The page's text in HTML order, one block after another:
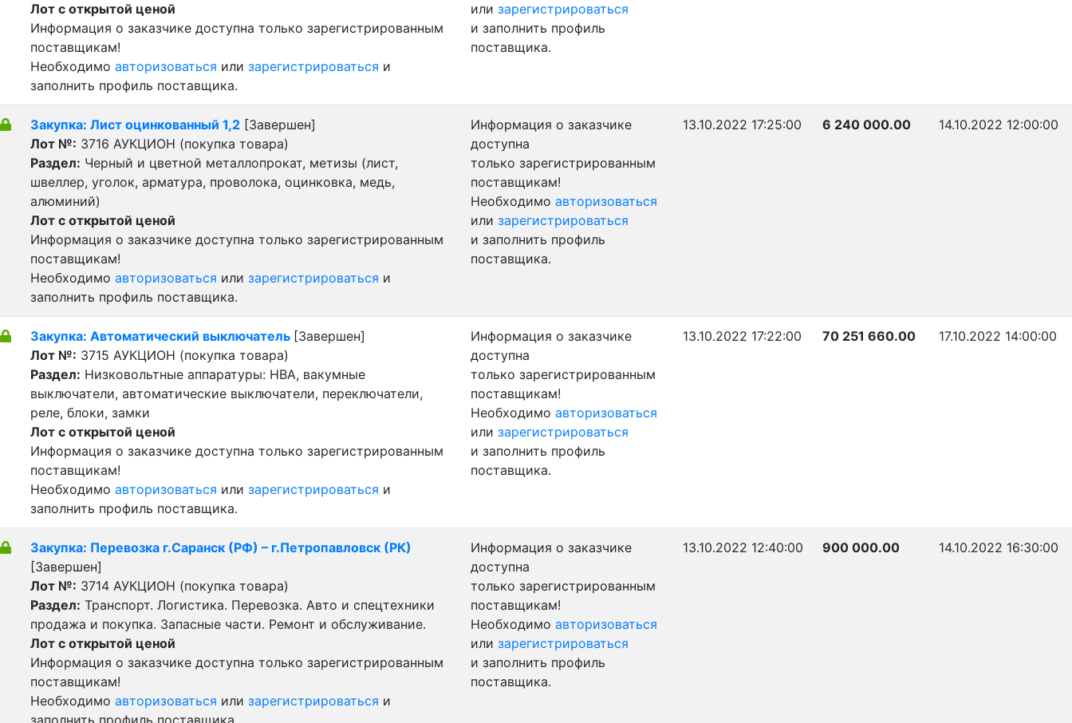
Лот с открытой ценой
Информация о заказчике доступна только зарегистрированным
поставщикам!
Необходимо авторизоваться или зарегистрироваться и
заполнить профиль поставщика.
или зарегистрироваться
и заполнить профиль
поставщика.
Закупка: Лист оцинкованный 1,2 [Завершен]
Лот №: 3716 АУКЦИОН (покупка товара)
Раздел: Черный и цветной металлопрокат, метизы (лист,
швеллер, уголок, арматура, проволока, оцинковка, медь,
алюминий)
Лот с открытой ценой
Информация о заказчике доступна только зарегистрированным
поставщикам!
Необходимо авторизоваться или зарегистрироваться и
заполнить профиль поставщика.
Информация о заказчике
доступна
только зарегистрированным
поставщикам!
Необходимо авторизоваться
или зарегистрироваться
и заполнить профиль
поставщика.
13.10.2022 17:25:00 6 240 000.00 14.10.2022 12:00:00
Закупка: Автоматический выключатель [Завершен]
Лот №: 3715 АУКЦИОН (покупка товара)
Раздел: Низковольтные аппаратуры: НВА, вакумные
выключатели, автоматические выключатели, переключатели,
реле, блоки, замки
Лот с открытой ценой
Информация о заказчике доступна только зарегистрированным
поставщикам!
Необходимо авторизоваться или зарегистрироваться и
заполнить профиль поставщика.
Информация о заказчике
доступна
только зарегистрированным
поставщикам!
Необходимо авторизоваться
или зарегистрироваться
и заполнить профиль
поставщика.
13.10.2022 17:22:00 70 251 660.00 17.10.2022 14:00:00
Закупка: Перевозка г.Саранск (РФ) – г.Петропавловск (РК)
[Завершен]
Лот №: 3714 АУКЦИОН (покупка товара)
Раздел: Транспорт. Логистика. Перевозка. Авто и спецтехники
продажа и покупка. Запасные части. Ремонт и обслуживание.
Лот с открытой ценой
Информация о заказчике доступна только зарегистрированным
поставщикам!
Необходимо авторизоваться или зарегистрироваться и
заполнить профиль поставщика.
Информация о заказчике
доступна
только зарегистрированным
поставщикам!
Необходимо авторизоваться
или зарегистрироваться
и заполнить профиль
поставщика.
13.10.2022 12:40:00 900 000.00 14.10.2022 16:30:00